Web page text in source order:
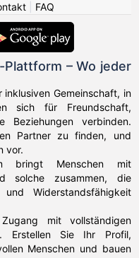
FAQ
– Wo jeder
Gemeinschaft, in
sich für Freundschaft,
Beziehungen verbinden.
Partner zu finden, und
vor.
bringt Menschen mit
solche zusammen, die
Widerstandsfähigkeit
mit vollständigen
Erstellen Sie Ihr Profil,
Menschen und bauen